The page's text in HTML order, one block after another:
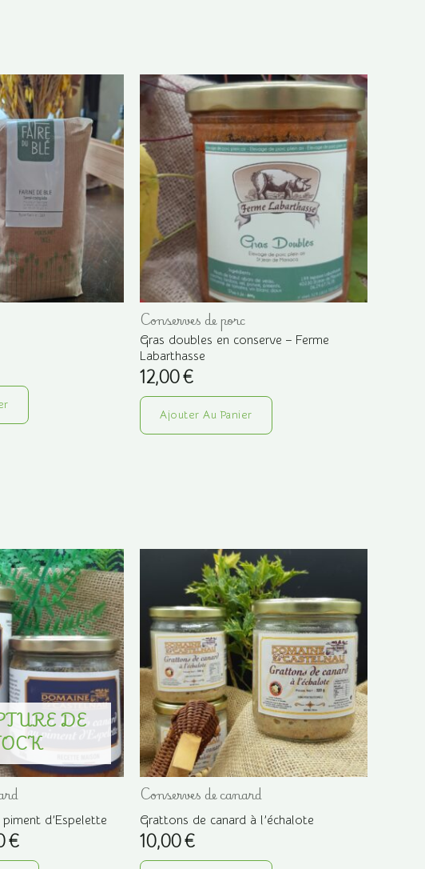
Conserves de porc
Gras doubles en conserve – Ferme
Labarthasse
12,00€
Ajouter Au Panier
DE
d’Espelette
€Plage
de
Conserves de canard
Grattons de canard à l’échalote
10,00€